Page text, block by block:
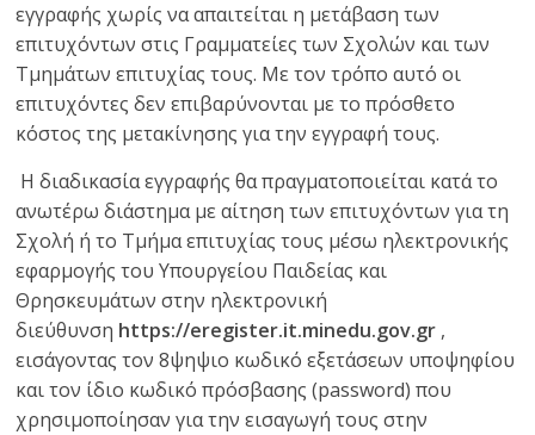
εγγραφής χωρίς να απαιτείται η μετάβαση των
επιτυχόντων στις Γραμματείες των Σχολών και των
Τμημάτων επιτυχίας τους. Με τον τρόπο αυτό οι
επιτυχόντες δεν επιβαρύνονται με το πρόσθετο
κόστος της μετακίνησης για την εγγραφή τους.
Η διαδικασία εγγραφής θα πραγματοποιείται κατά το
ανωτέρω διάστημα με αίτηση των επιτυχόντων για τη
Σχολή ή το Τμήμα επιτυχίας τους μέσω ηλεκτρονικής
εφαρμογής του Υπουργείου Παιδείας και
Θρησκευμάτων στην ηλεκτρονική
διεύθυνση https://eregister.it.minedu.gov.gr ,
εισάγοντας τον 8ψηψιο κωδικό εξετάσεων υποψηφίου
και τον ίδιο κωδικό πρόσβασης (password) που
χρησιμοποίησαν για την εισαγωγή τους στην